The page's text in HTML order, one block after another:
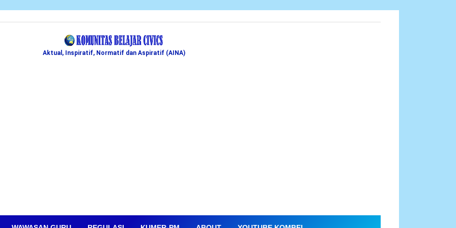
Aktual, Inspiratif, Normatif dan Aspiratif (AINA)